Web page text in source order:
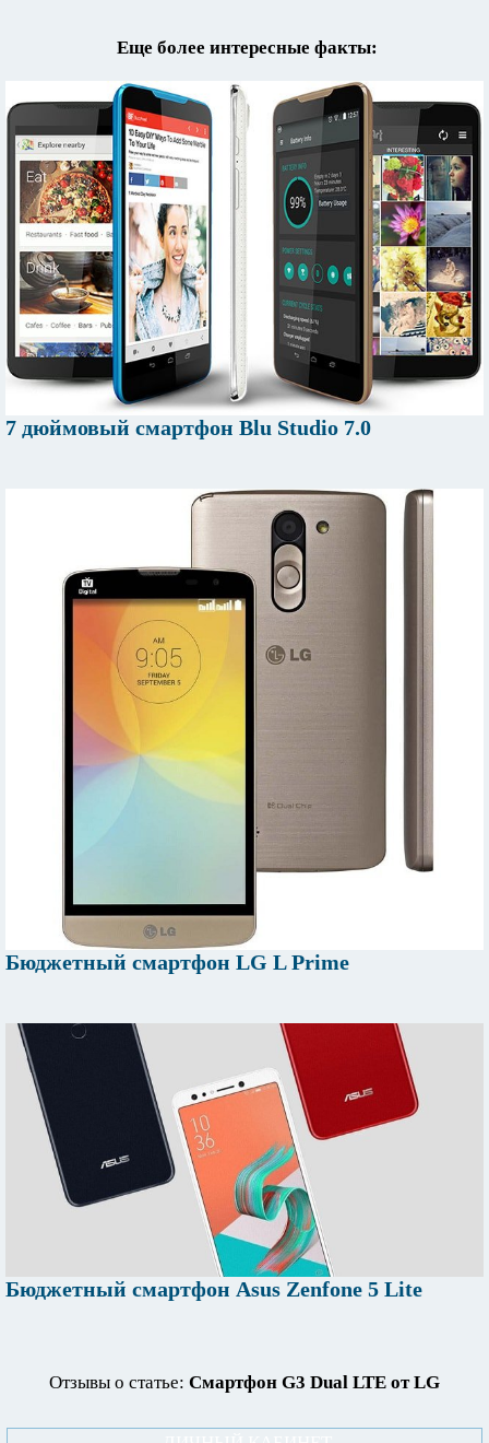
Еще более интересные факты:
7 дюймовый смартфон Blu Studio 7.0
Бюджетный смартфон LG L Prime
Бюджетный смартфон Asus Zenfone 5 Lite
Отзывы о статье: Смартфон G3 Dual LTE от LG